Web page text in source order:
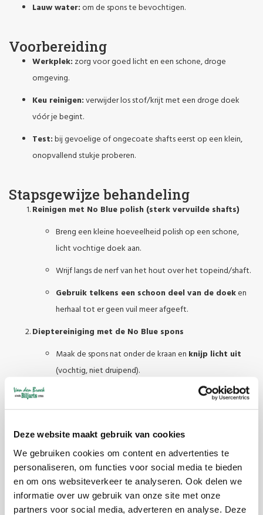
Deze website maakt gebruik van cookies
We gebruiken cookies om content en advertenties te
personaliseren, om functies voor social media te bieden
en om ons websiteverkeer te analyseren. Ook delen we
informatie over uw gebruik van onze site met onze
partners voor social media, adverteren en analyse. Deze
Lauw water: om de spons te bevochtigen.
Voorbereiding
Werkplek: zorg voor goed licht en een schone, droge
omgeving.
Keu reinigen:verwijder los stof/krijt met een droge doek
vóór je begint.
Test:bij gevoelige of ongecoate shafts eerst op een klein,
onopvallend stukje proberen.
Stapsgewijze behandeling
Reinigen met No Blue polish (sterk vervuilde shafts)
Breng een kleine hoeveelheid polish op een schone,
licht vochtige doek aan.
Wrijf langs de nerf van het hout over het topeind/shaft.
Gebruik telkens een schoon deel van de doeken
herhaal tot er geen vuil meer afgeeft.
Dieptereiniging met de No Blue spons
Maak de spons nat onder de kraan en knijp licht uit
(vochtig, niet druipend).
Wrijf gelijkmatig over de shaft terwijl je de keu rustig
ronddraait.
Ga doortotdat er geen vuil meer loskomt
Drogen
Neem de shaft direct af met eendroge, schone doek
Laat vervolgens2–3 uuraan de lucht drogen voor